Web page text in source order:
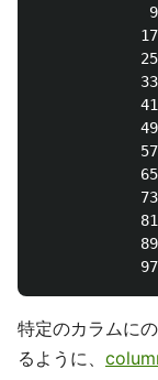
特定のカラムに
るように、